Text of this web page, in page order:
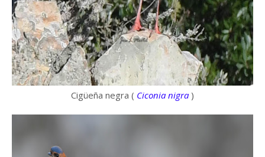
Cigüeña negra ( Ciconia nigra )